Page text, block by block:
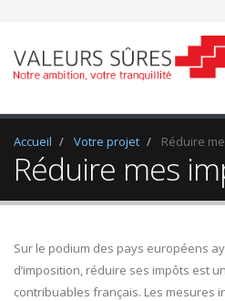
Accueil Votre projet Réduire
Réduire mes
Sur le podium des pays européens
d’imposition, réduire ses impôts est
contribuables français. Les mesures